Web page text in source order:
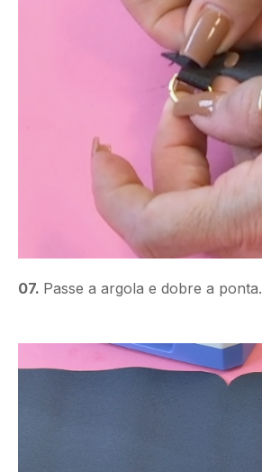
07. Passe a argola e dobre a ponta.